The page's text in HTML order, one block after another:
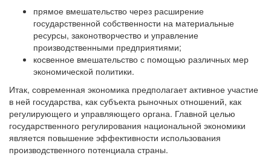
прямое вмешательство через расширение
государственной собственности на материальные
ресурсы, законотворчество и управление
производственными предприятиями;
косвенное вмешательство с помощью различных мер
экономической политики.
Итак, современная экономика предполагает активное участие
в ней государства, как субъекта рыночных отношений, как
регулирующего и управляющего органа. Главной целью
государственного регулирования национальной экономики
является повышение эффективности использования
производственного потенциала страны.